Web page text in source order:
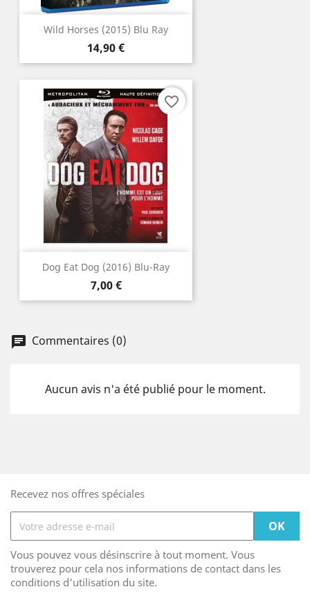
Wild Horses (2015) Blu Ray
Prix
14,90 €
Dog Eat Dog (2016) Blu-Ray
Prix
7,00 €
favorite_border
Commentaires (0)
Aucun avis n'a été publié pour le moment.
Recevez nos offres spéciales
Vous pouvez vous désinscrire à tout moment. Vous
trouverez pour cela nos informations de contact dans les
conditions d'utilisation du site.